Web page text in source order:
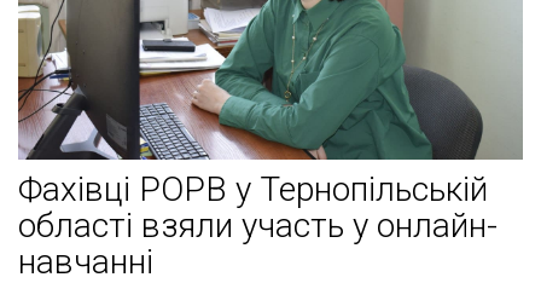
Фахівці РОРВ у Тернопільській
області взяли участь у онлайн-
навчанні